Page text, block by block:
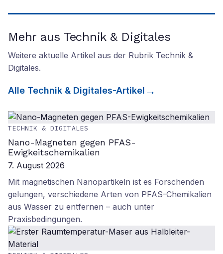
Mehr aus Technik & Digitales
Weitere aktuelle Artikel aus der Rubrik Technik &
Digitales.
Alle Technik & Digitales-Artikel
TECHNIK & DIGITALES
Nano-Magneten gegen PFAS-
Ewigkeitschemikalien
7. August 2026
Mit magnetischen Nanopartikeln ist es Forschenden
gelungen, verschiedene Arten von PFAS-Chemikalien
aus Wasser zu entfernen – auch unter
Praxisbedingungen.